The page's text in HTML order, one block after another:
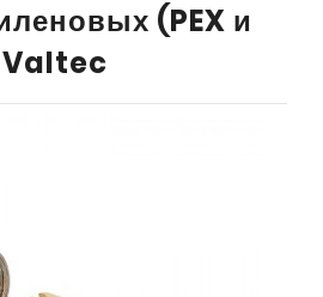
(PEX и
Valtec